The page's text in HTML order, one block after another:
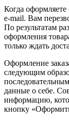
Когда
e-mail. Вам
По результатам
оформления
только ждать
Оформление
следующим
данные о себе.
информацию,
кнопку